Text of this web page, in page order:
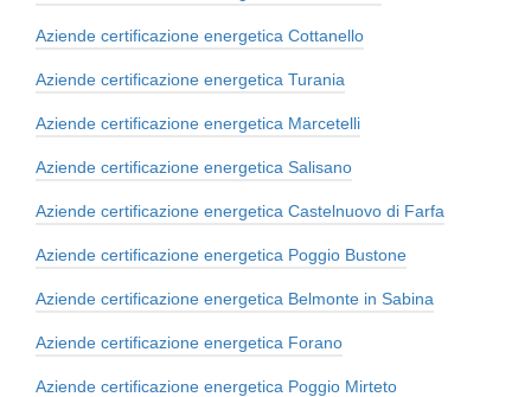
Aziende certificazione energetica Cottanello
Aziende certificazione energetica Turania
Aziende certificazione energetica Marcetelli
Aziende certificazione energetica Salisano
Aziende certificazione energetica Castelnuovo di Farfa
Aziende certificazione energetica Poggio Bustone
Aziende certificazione energetica Belmonte in Sabina
Aziende certificazione energetica Forano
Aziende certificazione energetica Poggio Mirteto